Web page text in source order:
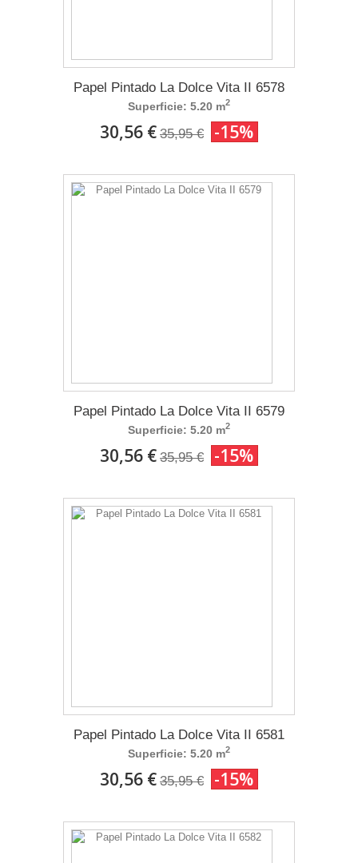
Papel Pintado La Dolce Vita II 6578
Superficie: 5.20 m2
30,56 € 35,95 € -15%
Papel Pintado La Dolce Vita II 6579
Superficie: 5.20 m2
30,56 € 35,95 € -15%
Papel Pintado La Dolce Vita II 6581
Superficie: 5.20 m2
30,56 € 35,95 € -15%